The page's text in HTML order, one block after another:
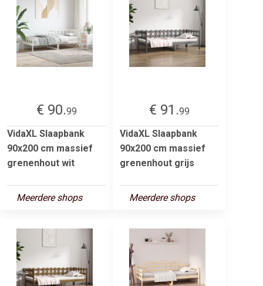
€ 90.99
VidaXL Slaapbank
90x200 cm massief
grenenhout wit
Meerdere shops
€ 91.99
VidaXL Slaapbank
90x200 cm massief
grenenhout grijs
Meerdere shops